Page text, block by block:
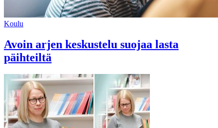
Koulu
Avoin arjen keskustelu suojaa lasta
päihteiltä